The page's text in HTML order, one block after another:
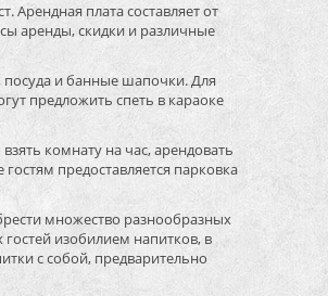
Арендная плата составляет от
аренды, скидки и различные
посуда и банные шапочки. Для
предложить спеть в караоке
комнату на час, арендовать
предоставляется парковка
множество разнообразных
изобилием напитков, в
с собой, предварительно